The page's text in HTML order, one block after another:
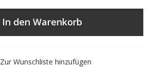
In den Warenkorb
Zur Wunschliste hinzufügen